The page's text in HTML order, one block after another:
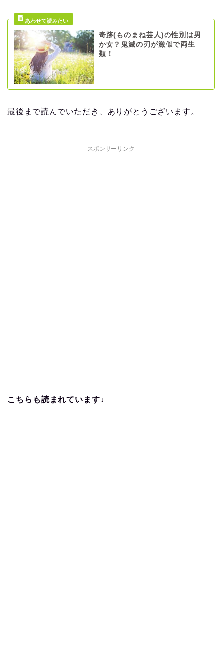
奇跡(ものまね芸人)の性別は男
か女？鬼滅の刃が激似で両生
類！
最後まで読んでいただき、ありがとうございます。
スポンサーリンク
こちらも読まれています↓